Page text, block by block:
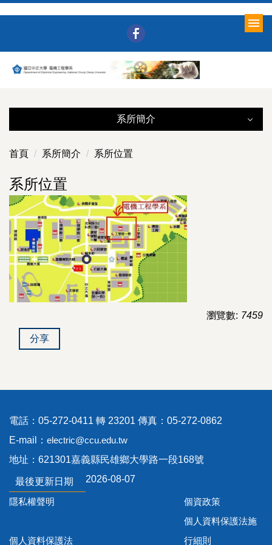
要
內
系所簡介
研究領域
系所位置
榮譽事蹟
師資介紹
首頁 系所簡介 系所位置
系所位置
瀏覽數: 7459
分享
電話：05-272-0411 轉 23201 傳真：05-272-0862
E-mail： electric@ccu.edu.tw
地址：621301嘉義縣民雄鄉大學路一段168號
最後更新日期 2026-08-07
隱私權聲明 個資政策
個人資料保護法
個人資料保護法施
行細則